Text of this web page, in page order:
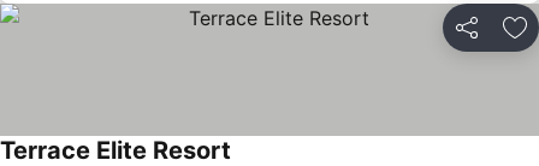
Del
Terrace Elite Resort